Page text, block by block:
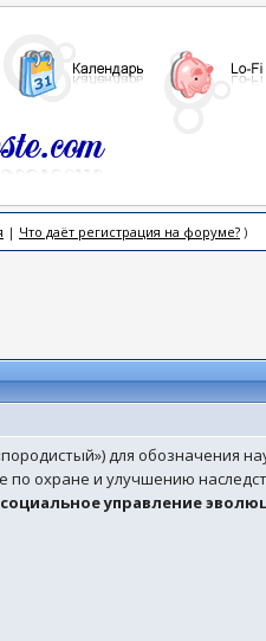
| Что даёт регистрация на форуме?)
для обозначения
охране и улучшению
управление